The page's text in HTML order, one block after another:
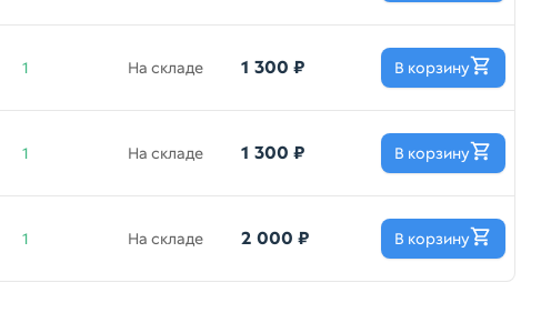
1 На складе 1 300 ₽ В корзину
1 На складе 1 300 ₽ В корзину
1 На складе 2 000 ₽ В корзину